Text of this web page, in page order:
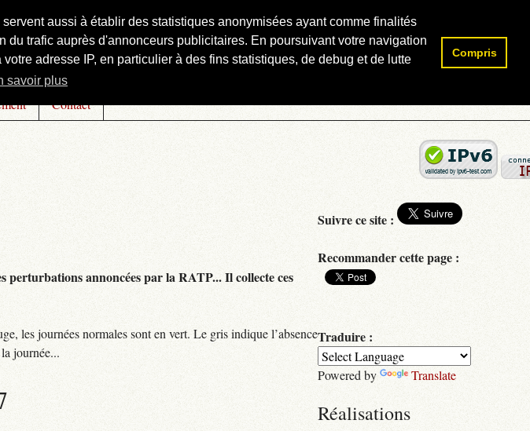
aussi à établir des statistiques anonymisées ayant comme finalités
trafic auprès d'annonceurs publicitaires. En poursuivant votre navigation
adresse IP, en particulier à des fins statistiques, de debug et de lutte
savoir plus
Compris
Contact
perturbations annoncées par la RATP... Il collecte ces
les journées normales sont en vert. Le gris indique l’absence
journée...
Rechercher :
Suivre ce site :
Recommander cette page :
Traduire :
Powered by Translate
Réalisations